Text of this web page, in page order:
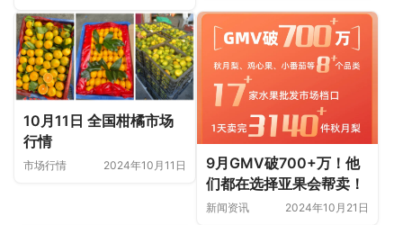
10月11日 全国柑橘市场
行情
市场行情 2024年10月11日
9月GMV破700+万！他
们都在选择亚果会帮卖！
新闻资讯 2024年10月21日